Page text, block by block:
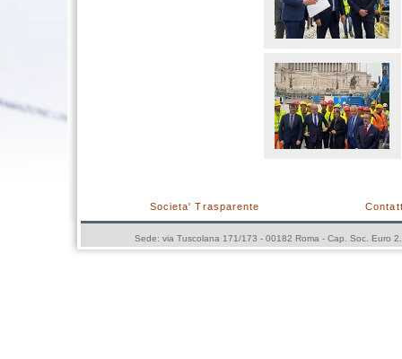
Societa' Trasparente
Sede: via Tuscolana 171/173 - 00182 Roma - Cap. Soc. Euro